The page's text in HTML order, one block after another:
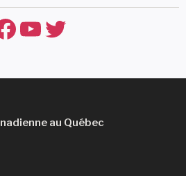
YouTube
Twitter
au Québec